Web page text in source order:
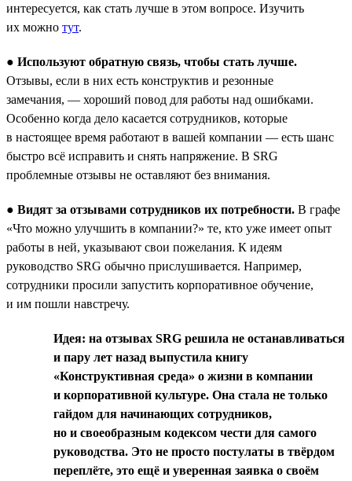
интересуется, как стать лучше в этом вопросе. Изучить
их можно тут.
● Используют обратную связь, чтобы стать лучше.
Отзывы, если в них есть конструктив и резонные
замечания, — хороший повод для работы над ошибками.
Особенно когда дело касается сотрудников, которые
в настоящее время работают в вашей компании — есть шанс
быстро всё исправить и снять напряжение. В SRG
проблемные отзывы не оставляют без внимания.
● Видят за отзывами сотрудников их потребности. В графе
«Что можно улучшить в компании?» те, кто уже имеет опыт
работы в ней, указывают свои пожелания. К идеям
руководство SRG обычно прислушивается. Например,
сотрудники просили запустить корпоративное обучение,
и им пошли навстречу.
Идея: на отзывах SRG решила не останавливаться
и пару лет назад выпустила книгу
«Конструктивная среда» о жизни в компании
и корпоративной культуре. Она стала не только
гайдом для начинающих сотрудников,
но и своеобразным кодексом чести для самого
руководства. Это не просто постулаты в твёрдом
переплёте, это ещё и уверенная заявка о своём